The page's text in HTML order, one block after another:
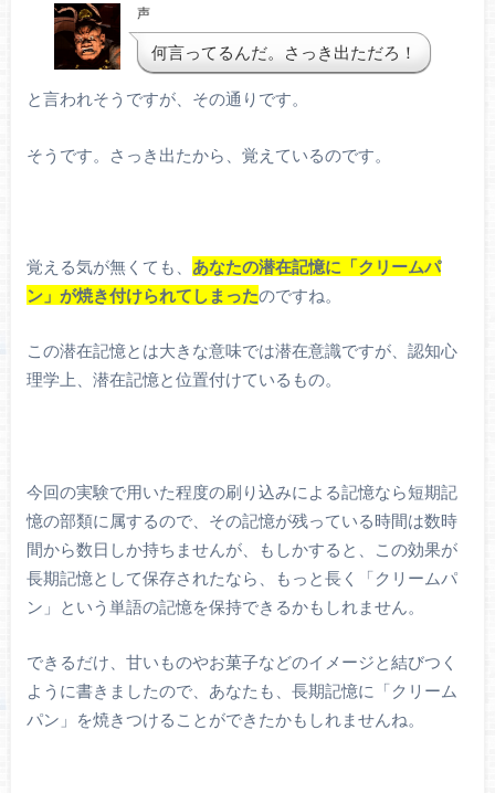
声
何言ってるんだ。さっき出ただろ！
と言われそうですが、その通りです。
そうです。さっき出たから、覚えているのです。
覚える気が無くても、 あなたの潜在記憶に「クリームパ
ン」が焼き付けられてしまったのですね。
この潜在記憶とは大きな意味では潜在意識ですが、認知心
理学上、潜在記憶と位置付けているもの。
今回の実験で用いた程度の刷り込みによる記憶なら短期記
憶の部類に属するので、その記憶が残っている時間は数時
間から数日しか持ちませんが、もしかすると、この効果が
長期記憶として保存されたなら、もっと長く「クリームパ
ン」という単語の記憶を保持できるかもしれません。
できるだけ、甘いものやお菓子などのイメージと結びつく
ように書きましたので、あなたも、長期記憶に「クリーム
パン」を焼きつけることができたかもしれませんね。